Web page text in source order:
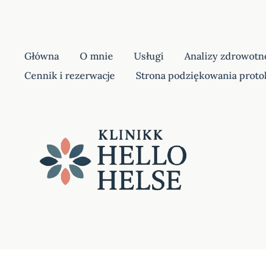
Główna O mnie Usługi Analizy
Cennik i rezerwacje
Strona podziękowania